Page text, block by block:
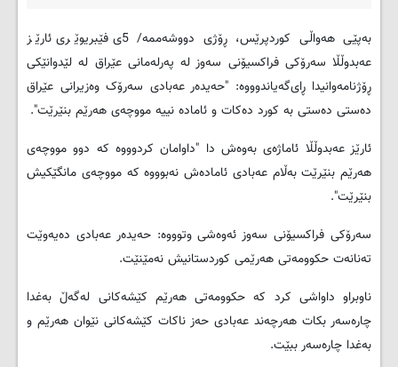
به‌پێی هه‌واڵی کوردپرێس، ڕۆژی دووشه‌ممه‌/ 5ی فێبریوێری ئارێز
عه‌بدوڵڵا سه‌رۆكی فراكسیۆنی سه‌وز له‌ په‌رله‌مانی عێراق له‌ لێدوانێكی
ڕۆژنامه‌وانیدا ڕای‌گه‌یاندوووه‌: "‌حه‌یده‌ر عه‌بادی سه‌رۆک وه‌زیرانی عێراق
ده‌ستی ده‌ستی به‌ كورد ده‌كات و ئاماده‌ نییه‌ مووچه‌ی هه‌رێم بنێرێت".
ئارێز عه‌بدوڵڵا ئاماژه‌ی به‌وه‌ش دا "داوامان كردوووه‌ كه‌ دوو مووچه‌ی
هه‌رێم بنێرێت به‌ڵام عه‌بادی ئاماده‌ش نه‌بوووه‌ كه‌ مووچه‌ی مانگێكیش
بنێرێت".
سه‌رۆكی فراكسیۆنی سه‌وز ئه‌وه‌شی وتوووه‌: حه‌یده‌ر عه‌بادی ده‌یه‌وێت
ته‌نانه‌ت حكوومه‌تی هه‌رێمی كوردستانیش نه‌مێنێت.
ناوبراو داواشی كرد كه‌ حكوومه‌تی هه‌رێم كێشه‌كانی له‌گه‌ڵ به‌غدا
چاره‌سه‌ر بكات هه‌رچه‌ند عه‌بادی حه‌ز ناكات كێشه‌كانی نێوان هه‌رێم و
به‌غدا چاره‌سه‌ر ببێت.